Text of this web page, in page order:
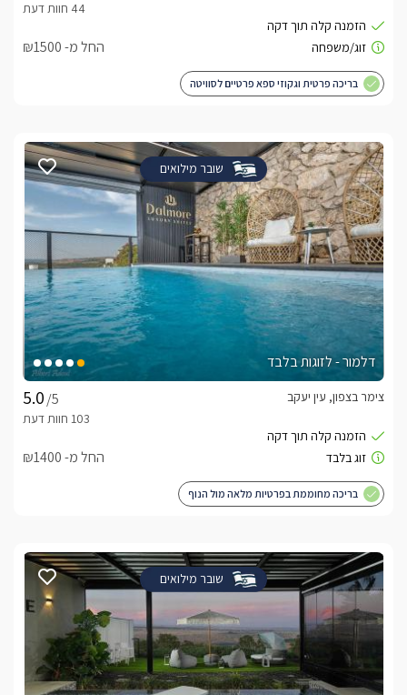
החל מ- ₪1500
בריכה פרטית וגקוזי ספא פרטיים לסוויטה
שובר מילואים
דלמור - לזוגות בלבד
/5
צימר בצפון, עין יעקב
החל מ- ₪1400
בריכה מחוממת בפרטיות מלאה מול הנוף
שובר מילואים